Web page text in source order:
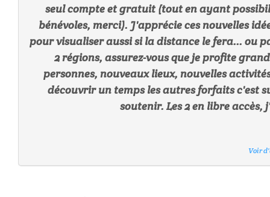
seul compte et gratuit (tout en ayant
bénévoles, merci). J'apprécie ces nouvelles
pour visualiser aussi si la distance le fera... ou
2 régions, assurez-vous que je profite
personnes, nouveaux lieux, nouvelles
découvrir un temps les autres forfaits c'est
soutenir. Les 2 en libre
Voir
Voir
Voir
Voir
Voir
Voir
Voir